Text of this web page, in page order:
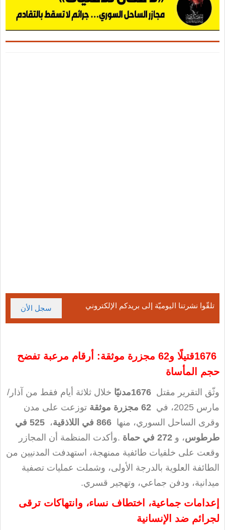
تلقّوا نشرتنا اليوميّة إلى بريدكم الإلكتروني سجل الأن
1676قتيلًا و62 مجزرة موثقة
: أرقام مرعبة تفضح
حجم المأساة
وثّق التقرير مقتل 1676مدنيًا خلال ثلاثة أيام فقط من آذار/
مارس 2025، في
62 مجزرة موثقة توزعت على مدن
وقرى الساحل السوري، منها 866 في اللاذقية، 525 في
طرطوس، و 272 في حماة .وأكدت المنظمة أن المجازر
وقعت على خلفيات طائفية ممنهجة، استهدفت المدنيين من
الطائفة العلوية بالدرجة الأولى، وشملت عمليات تصفية
ميدانية، ودفن جماعي، وتهجير قسري.
إعدامات جماعية، اختطاف نساء، وانتهاكات ترقى
لجرائم ضد الإنسانية